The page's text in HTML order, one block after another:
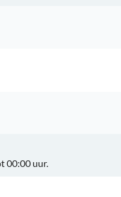
00:00 uur.